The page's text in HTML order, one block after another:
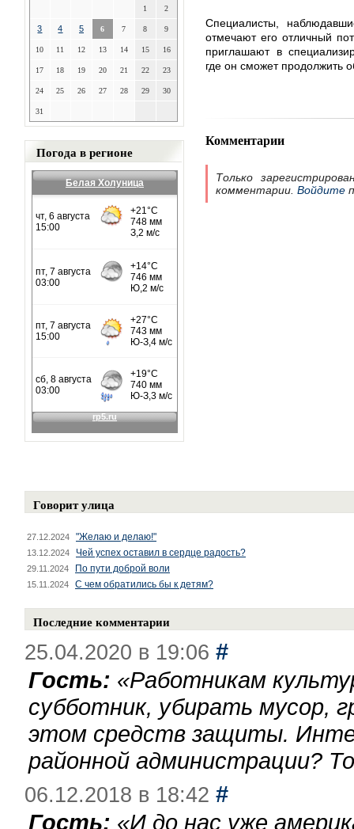
1 2
3 4 5 6 7 8 9
10 11 12 13 14 15 16
17 18 19 20 21 22 23
24 25 26 27 28 29 30
31
Погода в регионе
Белая Холуница
Специалисты,
отмечают его отличный
приглашают в
где он сможет продолжить
Комментарии
Только
комментарии. Войдите
Говорит улица
27.12.2024 "Желаю и делаю!"
13.12.2024 Чей успех оставил в сердце радость?
29.11.2024 По пути доброй воли
15.11.2024 С чем обратились бы к детям?
Последние комментарии
25.04.2020 в 19:06 #
Гость: «Работникам
субботник, убирать мусор,
этом средств защиты.
районной администрации?
06.12.2018 в 18:42 #
Гость: «И до нас уже